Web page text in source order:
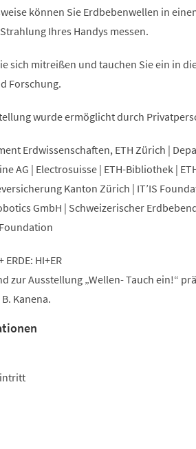
können Sie Erdbebenwellen in
Ihres Handys messen.
sich mitreißen und tauchen Sie ein in
Forschung.
wurde ermöglicht durch
Erdwissenschaften, ETH Zürich |
AG | Electrosuisse | ETH-Bibliothek |
Kanton Zürich | IT’IS
GmbH | Schweizerischer
ERDE: HI+ER
zur Ausstellung „Wellen- Tauch ein!“
Kanena.